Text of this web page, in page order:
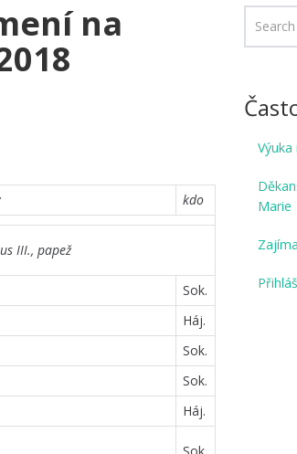
na
kdo
III., papež
Sok.
Háj.
Sok.
Sok.
Háj.
Marie